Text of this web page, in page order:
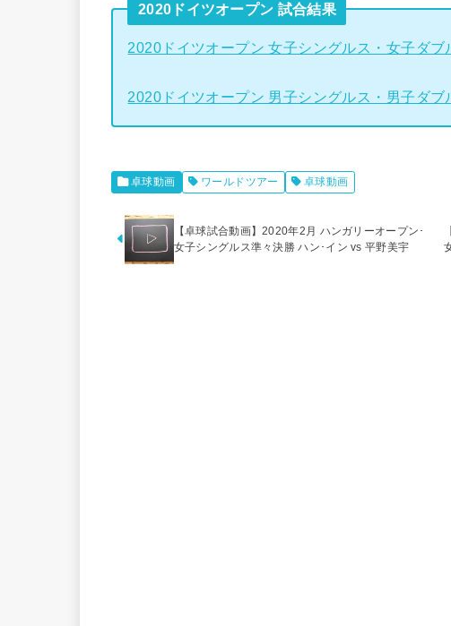
2020ドイツオープン 試合結果
2020ドイツオープン 女子シングルス・女子ダ
2020ドイツオープン 男子シングルス・男子ダブ
卓球動画 ワールドツアー 卓球動画
【卓球試合動画】2020年2月 ハンガリーオープン･
女子シングルス準々決勝 ハン･イン vs 平野美宇